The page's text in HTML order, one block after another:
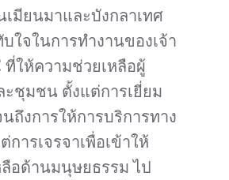
เมียนมาและบังกลาเทศ
ใจในการทำงานของเจ้า
ที่ให้ความช่วยเหลือผู้
ชุมชน ตั้งแต่การเยี่ยม
ถึงการให้การบริการทาง
ารเจรจาเพื่อเข้าให้
อด้านมนุษยธรรม ไป